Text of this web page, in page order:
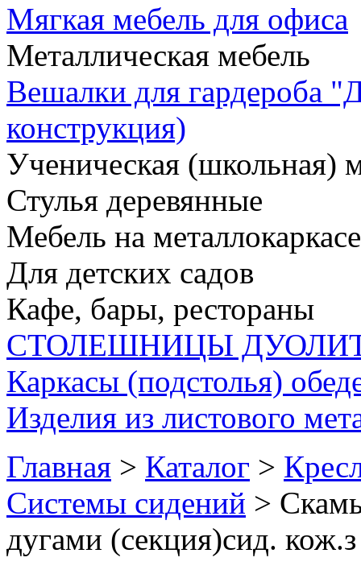
Мягкая мебель для офиса
Металлическая мебель
Вешалки для гардероба
конструкция)
Ученическая (школьная)
Стулья деревянные
Мебель на металлокаркасе
Для детских садов
Кафе, бары, рестораны
СТОЛЕШНИЦЫ
Каркасы (подстолья)
Изделия из листового
Главная > Каталог >
Системы сидений >
дугами (секция)сид.